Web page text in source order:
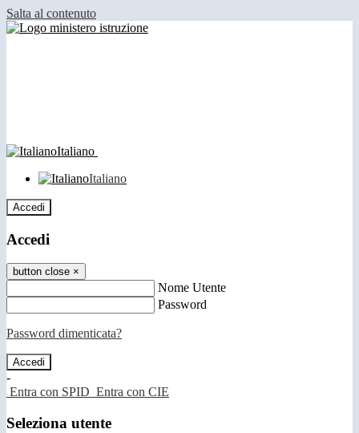
Salta al contenuto
Italiano
Italiano
Accedi
Accedi
button close ×
Nome Utente
Password
Password dimenticata?
-
Entra con SPID Entra con CIE
Seleziona utente